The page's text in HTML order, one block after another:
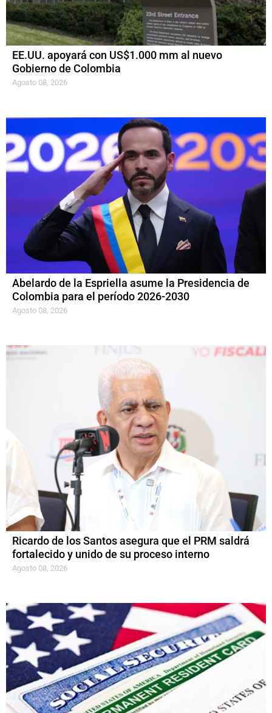
EE.UU. apoyará con US$1.000 mm al nuevo
Gobierno de Colombia
Agosto 08, 2026
Abelardo de la Espriella asume la Presidencia de
Colombia para el período 2026-2030
Agosto 08, 2026
Ricardo de los Santos asegura que el PRM saldrá
fortalecido y unido de su proceso interno
Agosto 08, 2026